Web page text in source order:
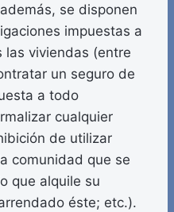
se disponen
impuestas a
las viviendas (entre
un seguro de
a todo
cualquier
de utilizar
comunidad que se
que alquile su
éste; etc.).